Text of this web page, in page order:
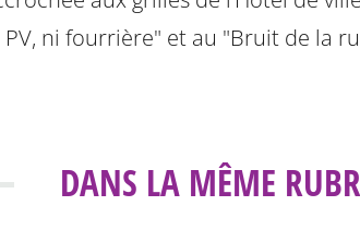
ni fourrière" et au "Bruit de la
DANS LA MÊME